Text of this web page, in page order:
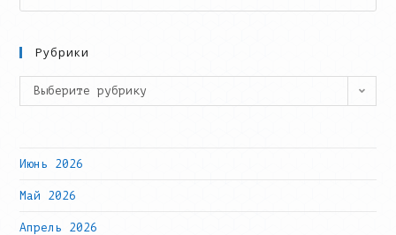
Фестиваль
this
Рубрики
Рубрики
Выберите рубрику
Июнь 2026
Май 2026
Апрель 2026